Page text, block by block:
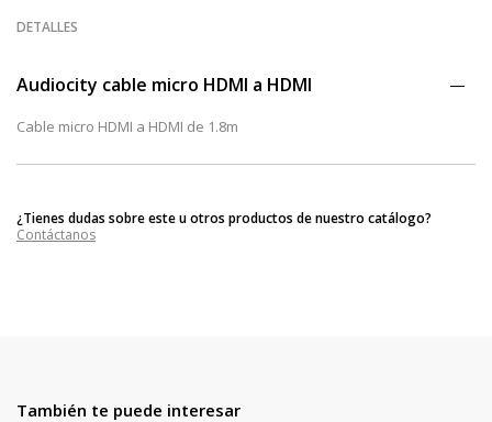
DETALLES
Audiocity cable micro HDMI a HDMI
Cable micro HDMI a HDMI de 1.8m
¿Tienes dudas sobre este u otros productos de nuestro catálogo?
Contáctanos
También te puede interesar